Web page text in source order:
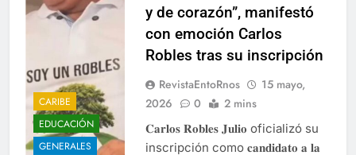
CARIBE
EDUCACIÓN
GENERALES
y de corazón”, manifestó
con emoción Carlos
Robles tras su inscripción
RevistaEntoRnos
15 mayo,
2026
0 2 mins
𝐂𝐚𝐫𝐥𝐨𝐬 𝐑𝐨𝐛𝐥𝐞𝐬 𝐉𝐮𝐥𝐢𝐨 oficializó su
inscripción como 𝐜𝐚𝐧𝐝𝐢𝐝𝐚𝐭𝐨 𝐚 𝐥𝐚